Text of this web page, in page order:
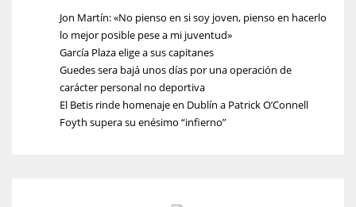
Jon Martín: «No pienso en si soy joven, pienso en hacerlo
lo mejor posible pese a mi juventud»
García Plaza elige a sus capitanes
Guedes sera bajá unos días por una operación de
carácter personal no deportiva
El Betis rinde homenaje en Dublín a Patrick O’Connell
Foyth supera su enésimo “infierno”